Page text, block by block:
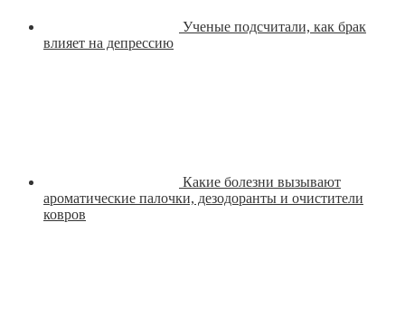
Ученые подсчитали, как брак
влияет на депрессию
Какие болезни вызывают
ароматические палочки, дезодоранты и очистители
ковров